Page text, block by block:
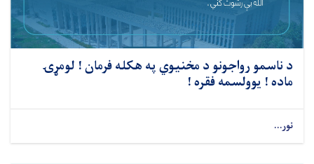
د ناسمو رواجونو د مخنیوي په هکله فرمان ! لومړۍ
ماده ! یوولسمه فقره !
نور...